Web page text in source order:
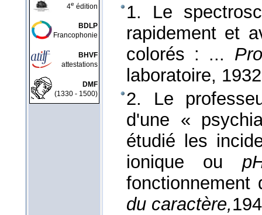
4e édition
BDLP
Francophonie
BHVF
attestations
DMF
(1330 - 1500)
1. Le
rapidement et
colorés : ...
laboratoire, 1932
2. Le
d'une «
étudié les
ionique ou
du caractère,